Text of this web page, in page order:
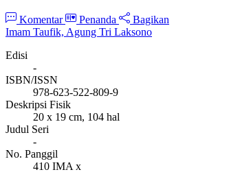
Komentar Penanda
Bagikan
Imam Taufik, Agung Tri Laksono
Edisi
-
ISBN/ISSN
978-623-522-809-9
Deskripsi Fisik
20 x 19 cm, 104 hal
Judul Seri
-
No. Panggil
410 IMA x